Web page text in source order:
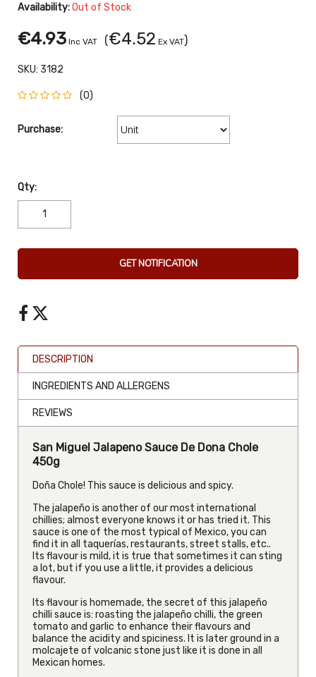
Availability:Out of Stock
€4.93 Inc VAT (€4.52 Ex VAT)
SKU: 3182
(0)
Purchase:
Qty:
GET NOTIFICATION
DESCRIPTION
INGREDIENTS AND ALLERGENS
REVIEWS
San Miguel Jalapeno Sauce De Dona Chole
450g
Doña Chole! This sauce is delicious and spicy.
The jalapeño is another of our most international
chillies; almost everyone knows it or has tried it. This
sauce is one of the most typical of Mexico, you can
find it in all taquerías, restaurants, street stalls, etc..
Its flavour is mild, it is true that sometimes it can sting
a lot, but if you use a little, it provides a delicious
flavour.
Its flavour is homemade, the secret of this jalapeño
chilli sauce is: roasting the jalapeño chilli, the green
tomato and garlic to enhance their flavours and
balance the acidity and spiciness. It is later ground in a
molcajete of volcanic stone just like it is done in all
Mexican homes.